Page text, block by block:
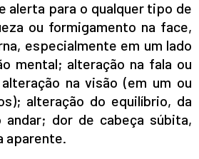
alerta para o qualquer tipo de
ou formigamento na face,
especialmente em um lado
mental; alteração na fala ou
na visão (em um ou
alteração do equilíbrio, da
andar; dor de cabeça súbita,
aparente.